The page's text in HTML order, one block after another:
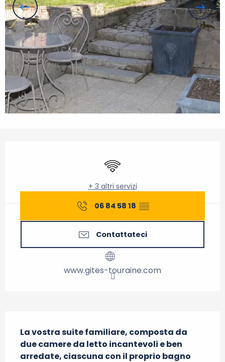
Wi-Fi
+ 3 altri servizi
06 84 58 18 ▒▒
Contattateci
www.gites-touraine.com
La vostra suite familiare, composta da
due camere da letto incantevoli e ben
arredate, ciascuna con il proprio bagno